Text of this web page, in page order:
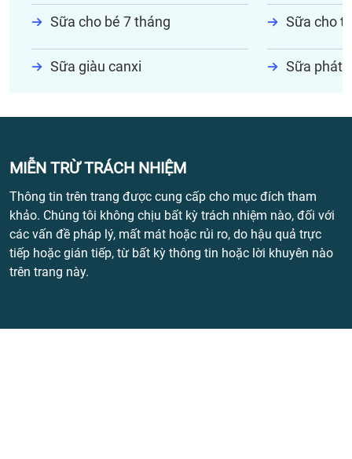
Sữa cho bé 7 tháng Sữa cho
Sữa giàu canxi Sữa phát
MIỄN TRỪ TRÁCH NHIỆM
Thông tin trên trang được cung cấp cho mục đích tham
khảo. Chúng tôi không chịu bất kỳ trách nhiệm nào, đối với
các vấn đề pháp lý, mất mát hoặc rủi ro, do hậu quả trực
tiếp hoặc gián tiếp, từ bất kỳ thông tin hoặc lời khuyên nào
trên trang này.